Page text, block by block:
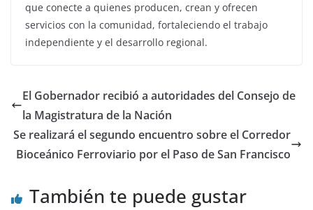
que conecte a quienes producen, crean y ofrecen
servicios con la comunidad, fortaleciendo el trabajo
independiente y el desarrollo regional.
El Gobernador recibió a autoridades del Consejo de
la Magistratura de la Nación
Se realizará el segundo encuentro sobre el Corredor
Bioceánico Ferroviario por el Paso de San Francisco
También te puede gustar